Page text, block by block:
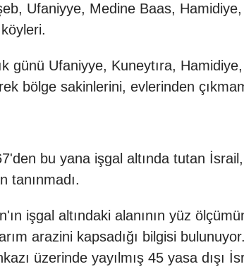
Ufaniyye, Medine Baas,
günü Ufaniyye, Kuneytıra,
bölge sakinlerini, evlerinden
bu yana işgal altında tutan İsrail,
tanınmadı.
işgal altındaki alanının yüz
arazini kapsadığı bilgisi bulunuyor.
üzerinde yayılmış 45 yasa dışı